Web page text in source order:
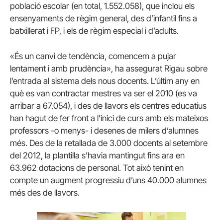
població escolar (en total, 1.552.058), que inclou els
ensenyaments de règim general, des d’infantil fins a
batxillerat i FP, i els de règim especial i d’adults.
«És un canvi de tendència, comencem a pujar
lentament i amb prudència», ha assegurat Rigau sobre
l’entrada al sistema dels nous docents. L’últim any en
què es van contractar mestres va ser el 2010 (es va
arribar a 67.054), i des de llavors els centres educatius
han hagut de fer front a l’inici de curs amb els mateixos
professors -o menys- i desenes de milers d’alumnes
més. Des de la retallada de 3.000 docents al setembre
del 2012, la plantilla s’havia mantingut fins ara en
63.962 dotacions de personal. Tot això tenint en
compte un augment progressiu d’uns 40.000 alumnes
més des de llavors.